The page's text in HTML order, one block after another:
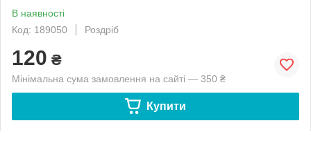
В наявності
Код: 189050
Роздріб
120 ₴
Мінімальна сума замовлення на сайті — 350 ₴
Купити